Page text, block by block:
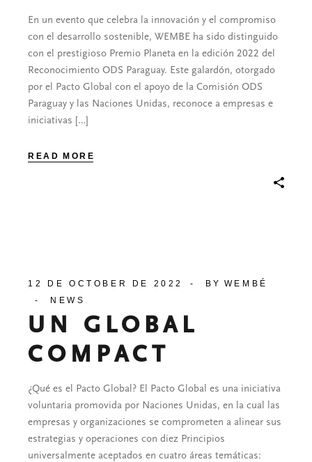
En un evento que celebra la innovación y el compromiso
con el desarrollo sostenible, WEMBE ha sido distinguido
con el prestigioso Premio Planeta en la edición 2022 del
Reconocimiento ODS Paraguay. Este galardón, otorgado
por el Pacto Global con el apoyo de la Comisión ODS
Paraguay y las Naciones Unidas, reconoce a empresas e
iniciativas […]
READ MORE
12 DE OCTOBER DE 2022 BY WEMBÉ
NEWS
UN GLOBAL
COMPACT
¿Qué es el Pacto Global? El Pacto Global es una iniciativa
voluntaria promovida por Naciones Unidas, en la cual las
empresas y organizaciones se comprometen a alinear sus
estrategias y operaciones con diez Principios
universalmente aceptados en cuatro áreas temáticas: